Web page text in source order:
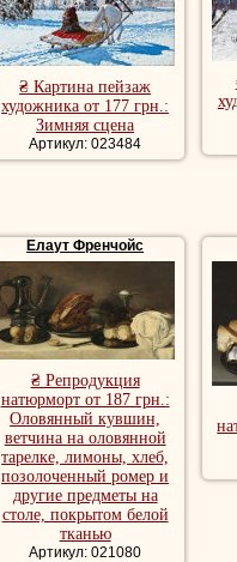
₴ Картина пейзаж
художника от 177 грн.:
Зимняя сцена
Артикул: 023484
Елаут Френчойс
₴ Репродукция
натюрморт от 187 грн.:
Оловянный кувшин,
ветчина на оловянной
тарелке, лимоны, хлеб,
позолоченный ромер и
другие предметы на
столе, покрытом белой
тканью
Артикул: 021080